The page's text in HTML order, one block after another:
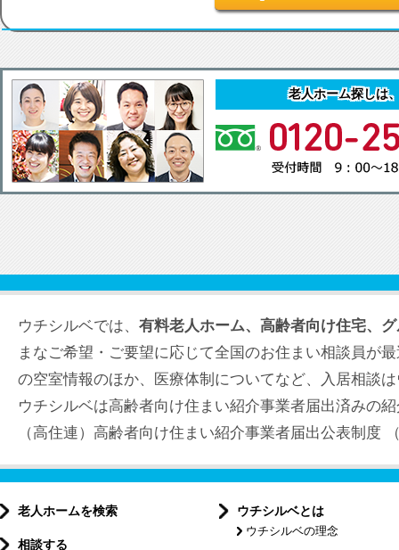
老人ホーム探しは
ウチシルベでは、 有料老人ホーム、高齢者向け住宅、
まなご希望・ご要望に応じて全国のお住まい相談員が
の空室情報のほか、医療体制についてなど、入居相談
ウチシルベは高齢者向け住まい紹介事業者届出済みの
（高住連）高齢者向け住まい紹介事業者届出公表制度
老人ホームを検索
相談する
ウチシルベとは
ウチシルベの理念